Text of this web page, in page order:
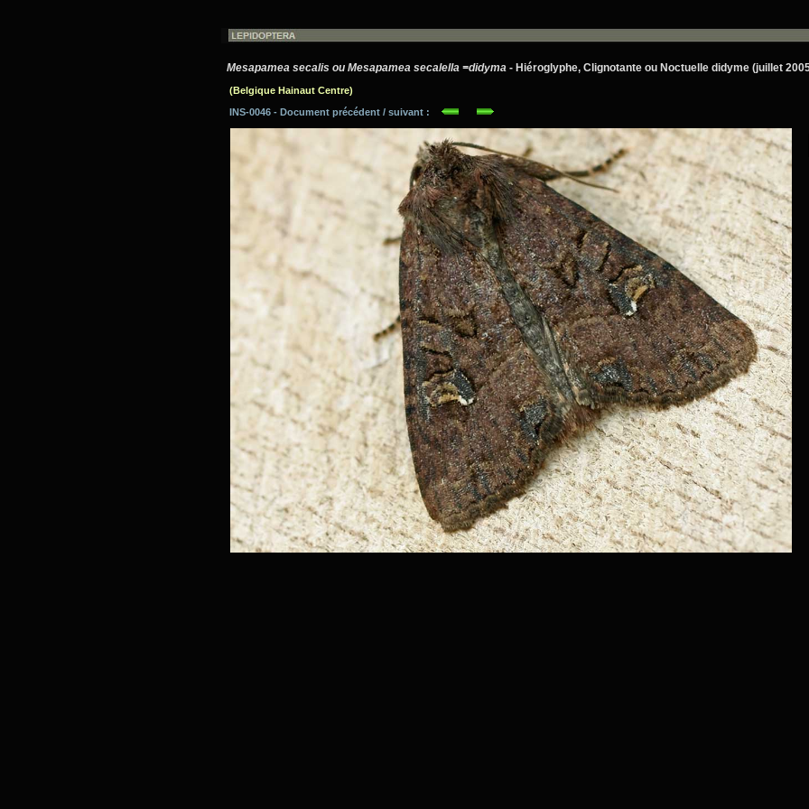
Mesapamea secalis ou Mesapamea secalella =didyma - Hiéroglyphe, Clignotante ou Noctuelle didyme (juillet
(Belgique Hainaut Centre)
INS-0046 - Document précédent / suivant :